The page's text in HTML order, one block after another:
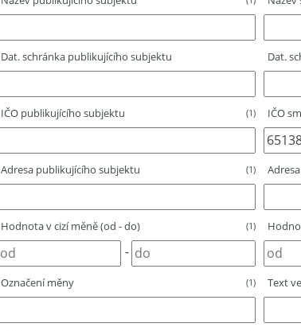
Dat. schránka publikujícího subjektu
IČO publikujícího subjektu (1)
Adresa publikujícího subjektu (1)
Hodnota v cizí měně (od - do) (1)
-
Označení měny (1)
Dat.
IČO
Text